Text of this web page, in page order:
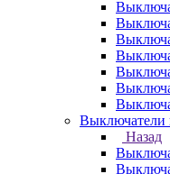
Выключатели
Назад